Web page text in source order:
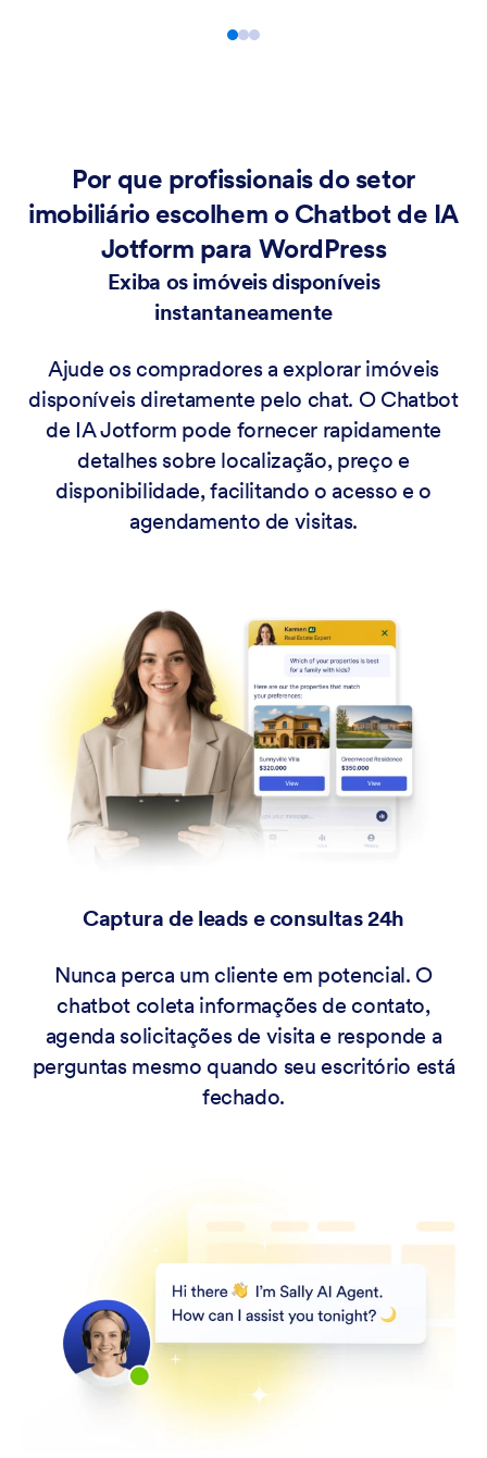
Por que profissionais do setor
imobiliário escolhem o Chatbot de IA
Jotform para WordPress
Exiba os imóveis disponíveis
instantaneamente
Ajude os compradores a explorar imóveis
disponíveis diretamente pelo chat. O Chatbot
de IA Jotform pode fornecer rapidamente
detalhes sobre localização, preço e
disponibilidade, facilitando o acesso e o
agendamento de visitas.
Captura de leads e consultas 24h
Nunca perca um cliente em potencial. O
chatbot coleta informações de contato,
agenda solicitações de visita e responde a
perguntas mesmo quando seu escritório está
fechado.